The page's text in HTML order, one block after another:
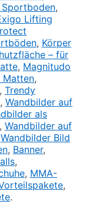
,
Lifting
, Körper
– für
, Magnitudo
Matten,
, Trendy
, Wandbilder auf
als
, Wandbilder auf
Wandbilder Bild
, Banner,
,
, MMA-
,
.